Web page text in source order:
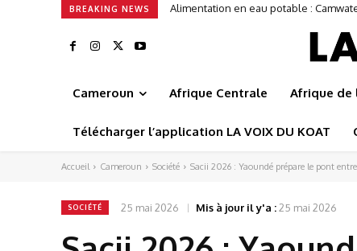
BREAKING NEWS Alimentation en eau potable :
Entrepreneuriat : ITGStore mise sur
Cameroun Afrique Centrale Afrique de
Télécharger l’application LA VOIX DU KOAT
Accueil Cameroun Société Sacii 2026 : Yaoundé prépare le pont
SOCIÉTÉ 25 mai 2026 Mis à jour il y'a :25 mai 2026